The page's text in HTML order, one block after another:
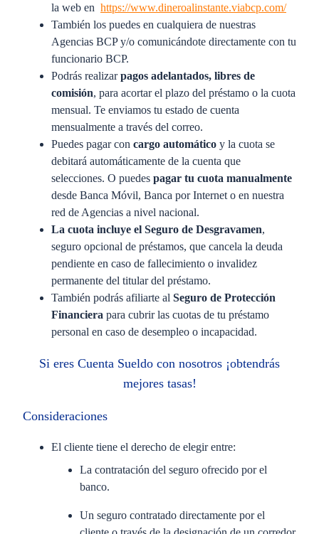
la web en https://www.dineroalinstante.viabcp.com/
También los puedes en cualquiera de nuestras
Agencias BCP y/o comunicándote directamente con tu
funcionario BCP.
Podrás realizarpagos adelantados, libres de
comisión, para acortar el plazo del préstamo o la cuota
mensual. Te enviamos tu estado de cuenta
mensualmente a través del correo.
Puedes pagar con cargo automático y la cuota se
debitará automáticamente de la cuenta que
selecciones. O puedes pagar tu cuota manualmente
desde Banca Móvil, Banca por Internet o en nuestra
red de Agencias a nivel nacional.
La cuota incluye el Seguro de Desgravamen,
seguro opcional de préstamos, que cancela la deuda
pendiente en caso de fallecimiento o invalidez
permanente del titular del préstamo.
También podrás afiliarte al Seguro de Protección
Financiera para cubrir las cuotas de tu préstamo
personal en caso de desempleo o incapacidad.
Si eres Cuenta Sueldo con nosotros ¡obtendrás
mejores tasas!
Consideraciones
El cliente tiene el derecho de elegir entre:
La contratación del seguro ofrecido por el
banco.
Un seguro contratado directamente por el